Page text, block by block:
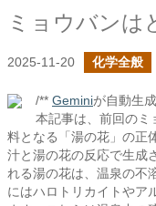
2025-11-20 化学全般
/** Geminiが自動生
本記事は、前回のミ
料となる「湯の花」の正
汁と湯の花の反応で生成
れる湯の花は、温泉の不
にはハロトリカイトやア